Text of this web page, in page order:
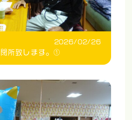
2026/02/26
所致します。①